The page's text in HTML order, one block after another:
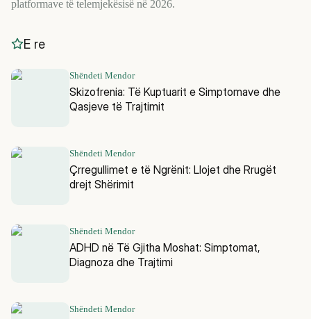
platformave të telemjekësisë në 2026.
E re
Shëndeti Mendor
Skizofrenia: Të Kuptuarit e Simptomave dhe
Qasjeve të Trajtimit
Shëndeti Mendor
Çrregullimet e të Ngrënit: Llojet dhe Rrugët
drejt Shërimit
Shëndeti Mendor
ADHD në Të Gjitha Moshat: Simptomat,
Diagnoza dhe Trajtimi
Shëndeti Mendor